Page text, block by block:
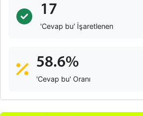
17
'Cevap bu' İşaretlenen
58.6%
'Cevap bu' Oranı